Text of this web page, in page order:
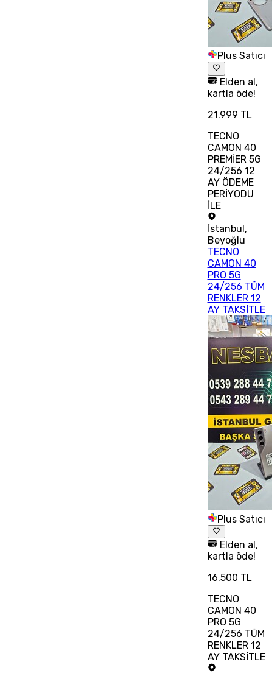
Plus Satıcı
Elden al,
kartla öde!
21.999 TL
TECNO
CAMON 40
PREMİER 5G
24/256 12
AY ÖDEME
PERİYODU
İLE
İstanbul,
Beyoğlu
TECNO
CAMON 40
PRO 5G
24/256 TÜM
RENKLER 12
AY TAKSİTLE
Plus Satıcı
Elden al,
kartla öde!
16.500 TL
TECNO
CAMON 40
PRO 5G
24/256 TÜM
RENKLER 12
AY TAKSİTLE